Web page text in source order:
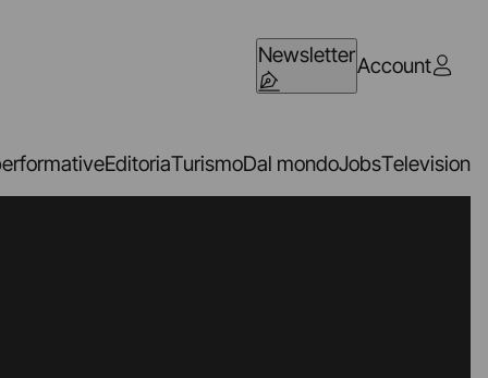
NewsletterAccount
EditoriaTurismoDal mondoJobsTelevision